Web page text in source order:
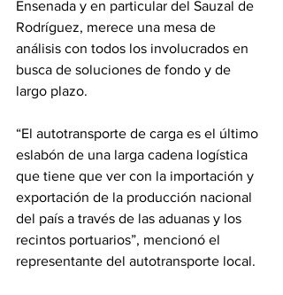
Ensenada y en particular del Sauzal de
Rodríguez, merece una mesa de
análisis con todos los involucrados en
busca de soluciones de fondo y de
largo plazo.
“El autotransporte de carga es el último
eslabón de una larga cadena logística
que tiene que ver con la importación y
exportación de la producción nacional
del país a través de las aduanas y los
recintos portuarios”, mencionó el
representante del autotransporte local.